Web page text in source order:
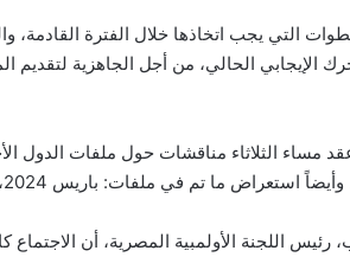
التي يجب اتخاذها خلال الفترة
الإيجابي الحالي، من أجل الجاهزية لتقديم
مساء الثلاثاء مناقشات حول ملفات الدول
تم في ملفات: باريس 2024، ولوس أنجليس 2028، وبريزبان 2032.
اللجنة الأولمبية المصرية، أن الاجتماع